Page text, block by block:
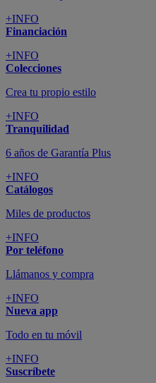
+INFO
Financiación
+INFO
Colecciones
Crea tu propio estilo
+INFO
Tranquilidad
6 años de Garantía Plus
+INFO
Catálogos
Miles de productos
+INFO
Por teléfono
Llámanos y compra
+INFO
Nueva app
Todo en tu móvil
+INFO
Suscríbete